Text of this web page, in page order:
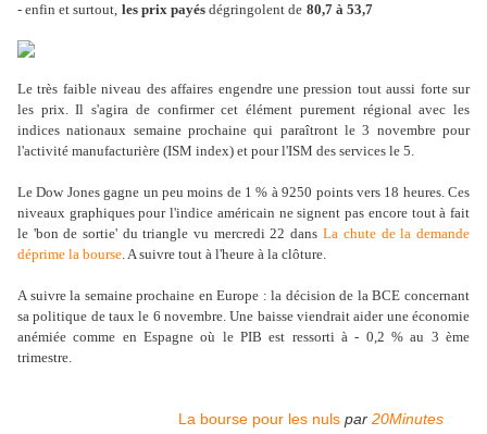
- enfin et surtout, les prix payés dégringolent de 80,7 à 53,7
Le très faible niveau des affaires engendre une pression tout aussi forte sur
les prix. Il s'agira de confirmer cet élément purement régional avec les
indices nationaux semaine prochaine qui paraîtront le 3 novembre pour
l'activité manufacturière (ISM index) et pour l'ISM des services le 5.
Le Dow Jones gagne un peu moins de 1 % à 9250 points vers 18 heures. Ces
niveaux graphiques pour l'indice américain ne signent pas encore tout à fait
le 'bon de sortie' du triangle vu mercredi 22 dans La chute de la demande
déprime la bourse. A suivre tout à l'heure à la clôture.
A suivre la semaine prochaine en Europe : la décision de la BCE concernant
sa politique de taux le 6 novembre. Une baisse viendrait aider une économie
anémiée comme en Espagne où le PIB est ressorti à - 0,2 % au 3 ème
trimestre.
La bourse pour les nuls par 20Minutes